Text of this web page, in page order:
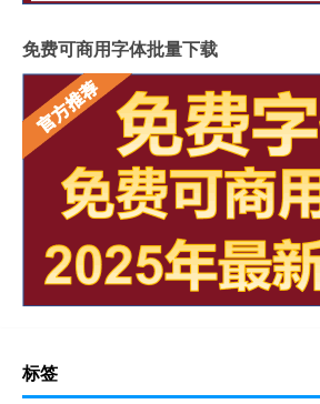
免费可商用字体批量下载
标签